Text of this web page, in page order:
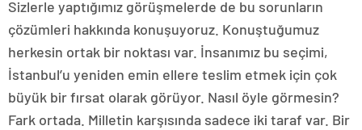
Sizlerle yaptığımız görüşmelerde de bu sorunların
çözümleri hakkında konuşuyoruz. Konuştuğumuz
herkesin ortak bir noktası var. İnsanımız bu seçimi,
İstanbul’u yeniden emin ellere teslim etmek için çok
büyük bir fırsat olarak görüyor. Nasıl öyle görmesin?
Fark ortada. Milletin karşısında sadece iki taraf var. Bir